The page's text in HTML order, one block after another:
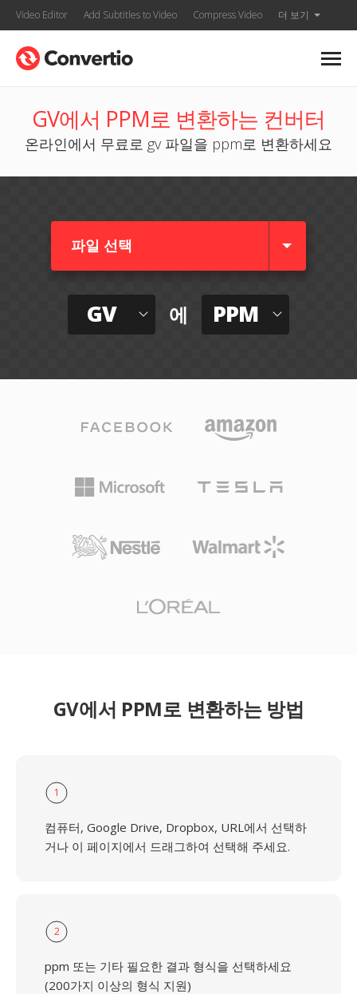
Video Editor Add Subtitles to Video Compress Video 더 보기
GV에서 PPM로 변환하는 컨버터
온라인에서 무료로 gv 파일을 ppm로 변환하세요
파일 선택
GV 에 PPM
GV에서 PPM로 변환하는 방법
1
컴퓨터, Google Drive, Dropbox, URL에서 선택하
거나 이 페이지에서 드래그하여 선택해 주세요.
2
ppm 또는 기타 필요한 결과 형식을 선택하세요
(200가지 이상의 형식 지원)